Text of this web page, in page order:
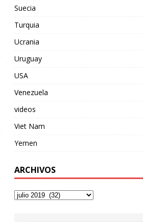
Suecia
Turquia
Ucrania
Uruguay
USA
Venezuela
videos
Viet Nam
Yemen
ARCHIVOS